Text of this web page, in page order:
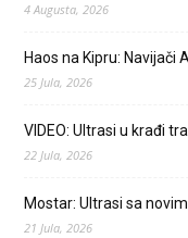
4 Augusta, 2026
Haos na Kipru: Navijači
25 Jula, 2026
VIDEO: Ultrasi u krađi
22 Jula, 2026
Mostar: Ultrasi sa
21 Jula, 2026